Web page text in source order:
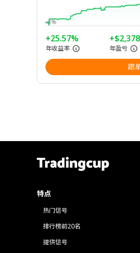
-3%
+25.57%
年收益率 年盈亏
跟
特点
热门信号
排行榜前20名
提供信号